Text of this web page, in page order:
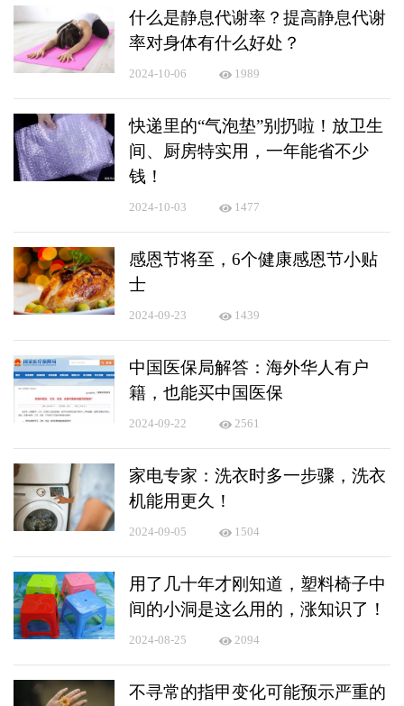
什么是静息代谢率？提高静息代谢
率对身体有什么好处？
2024-10-06 1989
快递里的“气泡垫”别扔啦！放卫生
间、厨房特实用，一年能省不少
钱！
2024-10-03 1477
感恩节将至，6个健康感恩节小贴
士
2024-09-23 1439
中国医保局解答：海外华人有户
籍，也能买中国医保
2024-09-22 2561
家电专家：洗衣时多一步骤，洗衣
机能用更久！
2024-09-05 1504
用了几十年才刚知道，塑料椅子中
间的小洞是这么用的，涨知识了！
2024-08-25 2094
不寻常的指甲变化可能预示严重的